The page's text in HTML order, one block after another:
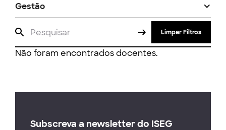
Gestão
Limpar Filtros
Não foram encontrados docentes.
Subscreva a newsletter do ISEG